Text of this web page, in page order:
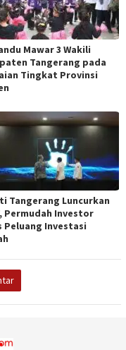
Mawar 3 Wakili
Tangerang pada
Tingkat Provinsi
Tangerang Luncurkan
Permudah Investor
Peluang Investasi